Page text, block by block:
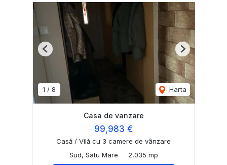
1 / 8 Harta
Previous Next
Casa de vanzare
99,983 €
Casă / Vilă cu 3 camere de vânzare
Sud, Satu Mare
2,035 mp